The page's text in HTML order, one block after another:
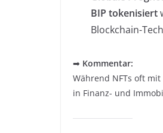
BIP tokenisiert
Blockchain-
➡ Kommentar:
Während NFTs oft
in Finanz- und